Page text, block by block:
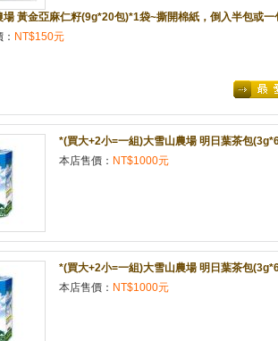
場 黃金亞麻仁籽(9g*20包)*1袋~撕開棉紙，倒入半包或
NT$150元
*(買大+2小=一組)大雪山農場 明日葉茶包
本店售價： NT$1000元
*(買大+2小=一組)大雪山農場 明日葉茶包
本店售價： NT$1000元